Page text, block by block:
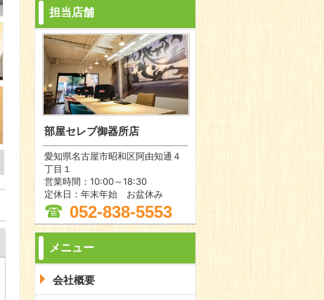
担当店舗
部屋セレブ御器所店
愛知県名古屋市昭和区阿由知通４
丁目１
営業時間：10:00～18:30
定休日：年末年始 お盆休み
052-838-5553
メニュー
会社概要